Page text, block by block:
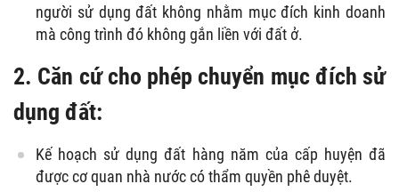
người sử dụng đất không nhằm mục đích kinh doanh
mà công trình đó không gắn liền với đất ở.
2. Căn cứ cho phép chuyển mục đích sử
dụng đất:
Kế hoạch sử dụng đất hàng năm của cấp huyện đã
được cơ quan nhà nước có thẩm quyền phê duyệt.